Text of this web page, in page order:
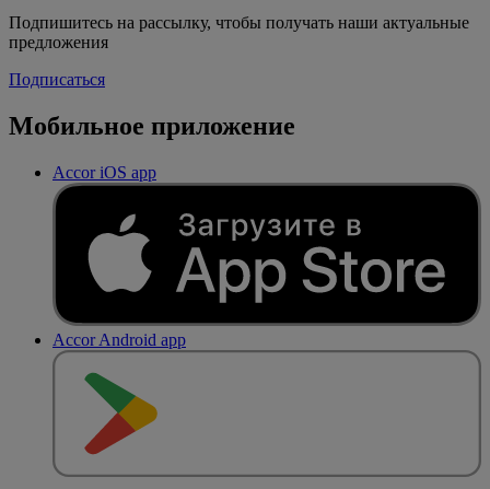
Подпишитесь на рассылку, чтобы получать наши актуальные
предложения
Подписаться
Мобильное приложение
Accor iOS app
Accor Android app